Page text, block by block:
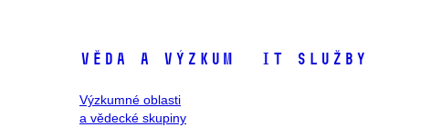
Věda a výzkum
Výzkumné oblasti
a vědecké skupiny
IT služby